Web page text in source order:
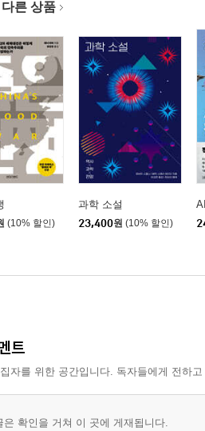
피야가의 망명ㅣ피델 카스트로의 복
회담: 낯선 사람을 만나지 않을 때보
외교상 임무ㅣ히틀러의 첫인상ㅣ범
본값 이론의 승리: 낯선 사람을 파악
주무른 여왕: 낯선 사람을 항상 믿는
친절: 상상하기 어려운 가능성과 그
소년ㅣ우리 모두의 샌더스키ㅣ확
누구와 일할 것인가
른 상품
(10% 할인)
과학 소설
23,400원 (10% 할인)
트
자를 위한 공간입니다. 독자들에게 전하
은 확인을 거쳐 이 곳에 게재됩니다.